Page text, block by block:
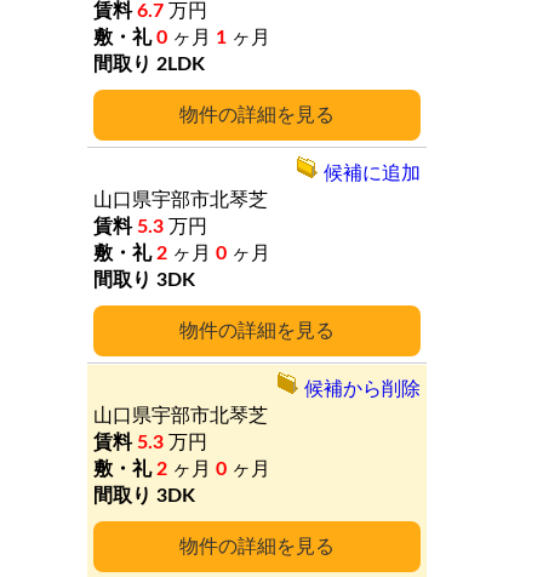
詳細
6.7 万円
0 ヶ月 1 ヶ月
2LDK
詳細
山口県宇部市北琴芝
5.3 万円
2 ヶ月 0 ヶ月
3DK
候補に追加
詳細
山口県宇部市北琴芝
5.3 万円
2 ヶ月 0 ヶ月
3DK
候補から削除